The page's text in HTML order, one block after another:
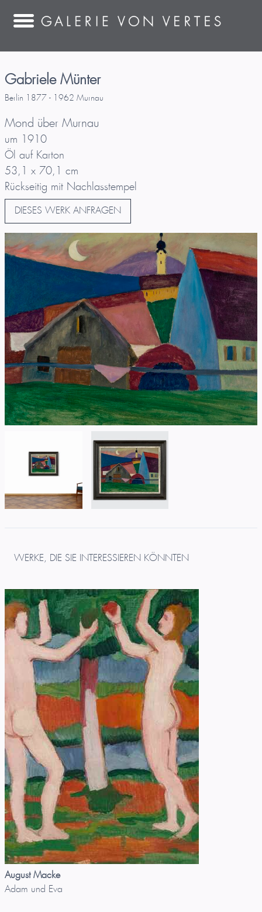
Gabriele Münter
Berlin 1877 - 1962 Murnau
Mond über Murnau
um 1910
Öl auf Karton
53,1 x 70,1 cm
Rückseitig mit Nachlasstempel
DIESES WERK ANFRAGEN
WERKE, DIE SIE INTERESSIEREN KÖNNTEN
August Macke
Adam und Eva